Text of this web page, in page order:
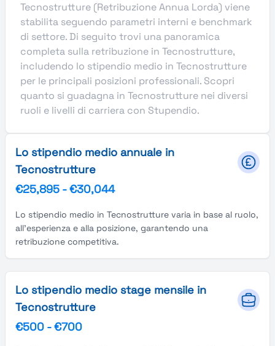
Tecnostrutture (Retribuzione Annua Lorda) viene
stabilita seguendo parametri interni e benchmark
di settore. Di seguito trovi una panoramica
completa sulla retribuzione in Tecnostrutture,
includendo lo stipendio medio in Tecnostrutture
per le principali posizioni professionali. Scopri
quanto si guadagna in Tecnostrutture nei diversi
ruoli e livelli di carriera con Stupendio.
Lo stipendio medio annuale in
Tecnostrutture
€25,895 -€30,044
Lo stipendio medio in Tecnostrutture varia in base al ruolo,
all'esperienza e alla posizione, garantendo una
retribuzione competitiva.
Lo stipendio medio stage mensile in
Tecnostrutture
€500 -€700